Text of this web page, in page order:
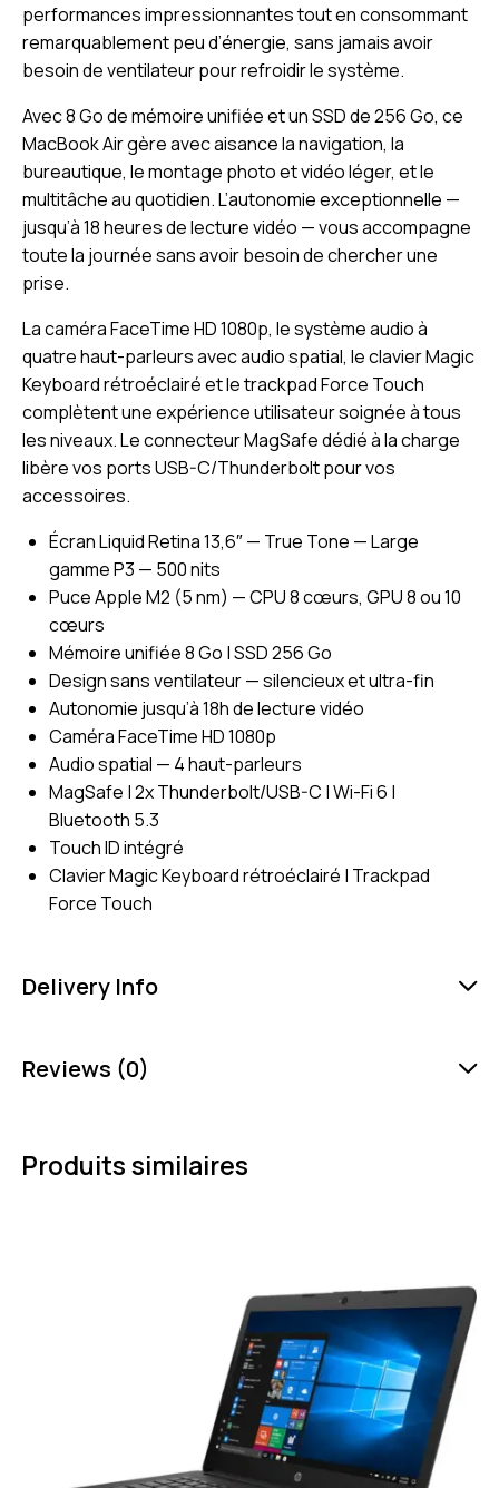
performances impressionnantes tout en consommant
remarquablement peu d’énergie, sans jamais avoir
besoin de ventilateur pour refroidir le système.
Avec 8 Go de mémoire unifiée et un SSD de 256 Go, ce
MacBook Air gère avec aisance la navigation, la
bureautique, le montage photo et vidéo léger, et le
multitâche au quotidien. L’autonomie exceptionnelle —
jusqu’à 18 heures de lecture vidéo — vous accompagne
toute la journée sans avoir besoin de chercher une
prise.
La caméra FaceTime HD 1080p, le système audio à
quatre haut-parleurs avec audio spatial, le clavier Magic
Keyboard rétroéclairé et le trackpad Force Touch
complètent une expérience utilisateur soignée à tous
les niveaux. Le connecteur MagSafe dédié à la charge
libère vos ports USB-C/Thunderbolt pour vos
accessoires.
Écran Liquid Retina 13,6″ — True Tone — Large
gamme P3 — 500 nits
Puce Apple M2 (5 nm) — CPU 8 cœurs, GPU 8 ou 10
cœurs
Mémoire unifiée 8 Go | SSD 256 Go
Design sans ventilateur — silencieux et ultra-fin
Autonomie jusqu’à 18h de lecture vidéo
Caméra FaceTime HD 1080p
Audio spatial — 4 haut-parleurs
MagSafe | 2x Thunderbolt/USB-C | Wi-Fi 6 |
Bluetooth 5.3
Touch ID intégré
Clavier Magic Keyboard rétroéclairé | Trackpad
Force Touch
Delivery Info
Reviews (0)
Produits similaires